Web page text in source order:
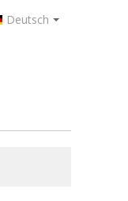
Deutsch